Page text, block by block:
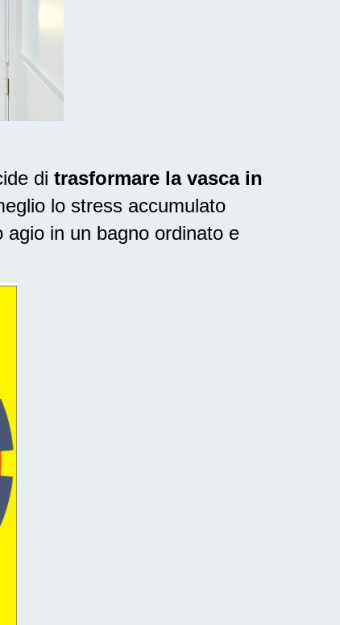
di trasformare la vasca in
lo stress accumulato
in un bagno ordinato e